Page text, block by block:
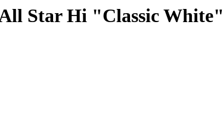
Star Hi "Classic White"